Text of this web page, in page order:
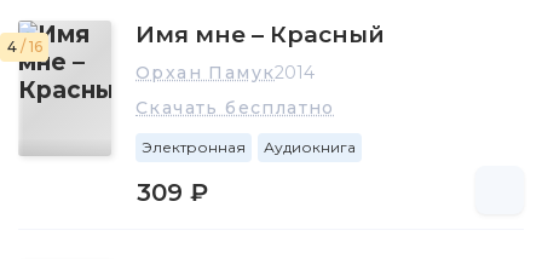
4 / 16 Имя мне – Красный
Орхан Памук2014
Скачать бесплатно
Электронная Аудиокнига
309 ₽